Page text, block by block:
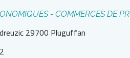
- COMMERCES DE
29700 Pluguffan